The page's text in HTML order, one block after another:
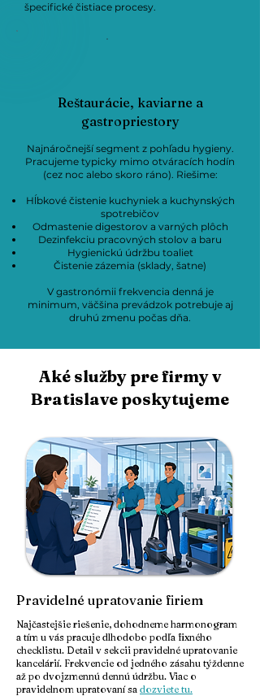
špecifické čistiace procesy.
Reštaurácie, kaviarne a
gastropriestory
Najnáročnejší segment z pohľadu hygieny.
Pracujeme typicky mimo otváracích hodín
(cez noc alebo skoro ráno). Riešime:
Hĺbkové čistenie kuchyniek a kuchynských
spotrebičov
Odmastenie digestorov a varných plôch
Dezinfekciu pracovných stolov a baru
Hygienickú údržbu toaliet
Čistenie zázemia (sklady, šatne)
V gastronómii frekvencia denná je
minimum, väčšina prevádzok potrebuje aj
druhú zmenu počas dňa.
Aké služby pre firmy v
Bratislave poskytujeme
Pravidelné upratovanie firiem
Najčastejšie riešenie, dohodneme harmonogram
a tím u vás pracuje dlhodobo podľa fixného
checklistu. Detail v sekcii pravidelné upratovanie
kancelárií. Frekvencie od jedného zásahu týždenne
až po dvojzmennú dennú údržbu. Viac o
pravidelnom upratovaní sa dozviete tu.